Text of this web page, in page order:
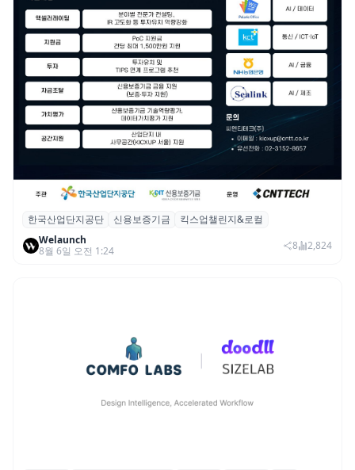
산단공·신보, 2026 ‘킥스업 챌린지&로컬’ 참
여 스타트업 모집
한국산업단지공단 신용보증기금
킥스업챌린지&로컬
Welaunch
8월 6일 오전 1:24
8 2,824